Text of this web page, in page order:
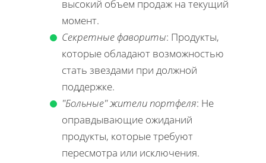
высокий объем продаж на текущий
момент.
Секретные фавориты: Продукты,
которые обладают возможностью
стать звездами при должной
поддержке.
"Больные" жители портфеля: Не
оправдывающие ожиданий
продукты, которые требуют
пересмотра или исключения.